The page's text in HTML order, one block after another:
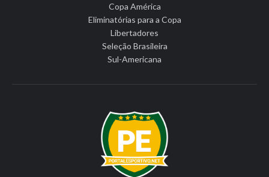
Copa América
Eliminatórias para a Copa
Libertadores
Seleção Brasileira
Sul-Americana